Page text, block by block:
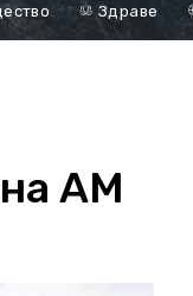
Здраве
АМ